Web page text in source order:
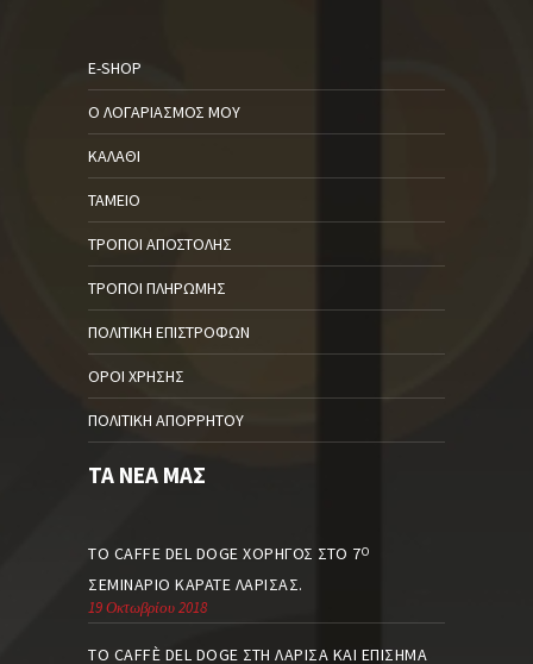
E-SHOP
Ο ΛΟΓΑΡΙΑΣΜΌΣ ΜΟΥ
ΚΑΛΆΘΙ
ΤΑΜΕΊΟ
ΤΡΌΠΟΙ ΑΠΟΣΤΟΛΉΣ
ΤΡΌΠΟΙ ΠΛΗΡΩΜΉΣ
ΠΟΛΙΤΙΚΉ ΕΠΙΣΤΡΟΦΏΝ
ΌΡΟΙ ΧΡΉΣΗΣ
ΠΟΛΙΤΙΚΉ ΑΠΟΡΡΉΤΟΥ
ΤΑ ΝΈΑ ΜΑΣ
ΤΟ CAFFE DEL DOGE ΧΟΡΗΓΌΣ ΣΤΟ 7Ο
ΣΕΜΙΝΆΡΙΟ ΚΑΡΆΤΕ ΛΆΡΙΣΑΣ.
19 Οκτωβρίου 2018
ΤΟ CAFFÈ DEL DOGE ΣΤΗ ΛΆΡΙΣΑ ΚΑΙ ΕΠΊΣΗΜΑ